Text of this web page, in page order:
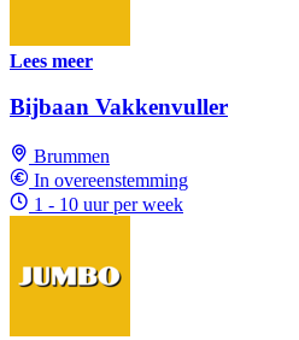
Lees meer
Bijbaan Vakkenvuller
Brummen
In overeenstemming
1 - 10 uur per week